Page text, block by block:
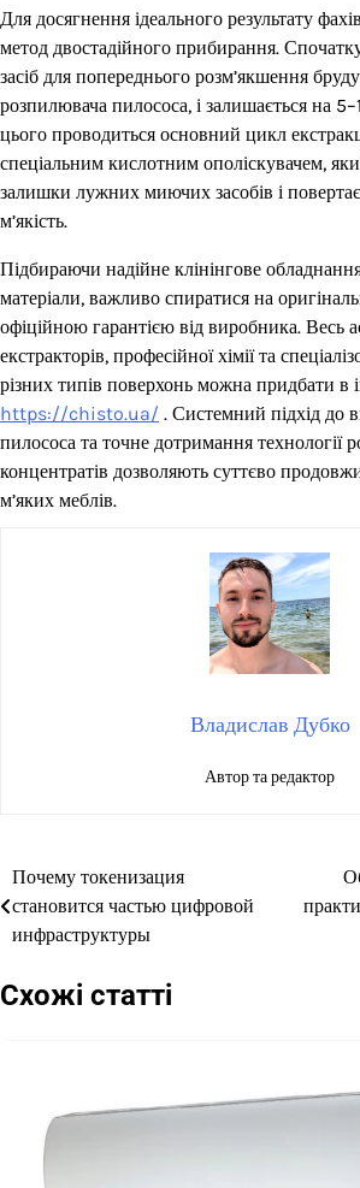
Для досягнення ідеального результату
метод двостадійного прибирання.
засіб для попереднього розм’якшення
розпилювача пилососа, і залишається на
цього проводиться основний цикл
спеціальним кислотним ополіскувачем,
залишки лужних миючих засобів і
м’якість.
Підбираючи надійне клінінгове
матеріали, важливо спиратися на
офіційною гарантією від виробника. Весь
екстракторів, професійної хімії та
різних типів поверхонь можна придбати в
https://chisto.ua/ . Системний підхід до
пилососа та точне дотримання технології
концентратів дозволяють суттєво
м’яких меблів.
Владислав Дубко
Автор та редактор
Навігація
записів
Почему токенизация
становится частью цифровой
инфраструктуры
Схожі статті